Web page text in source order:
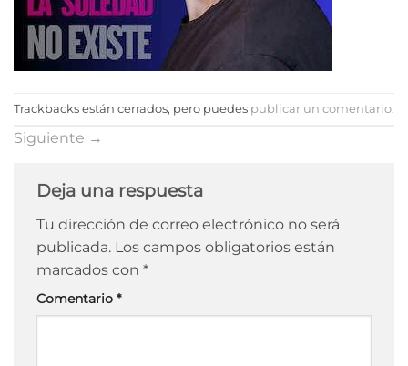
Trackbacks están cerrados, pero puedes publicar un comentario.
Siguiente →
Deja una respuesta
Tu dirección de correo electrónico no será
publicada. Los campos obligatorios están
marcados con *
Comentario *